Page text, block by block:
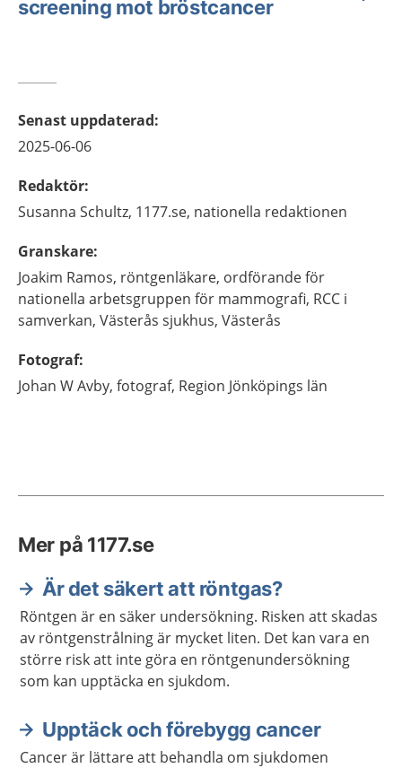
screening mot bröstcancer
Senast uppdaterad:
2025-06-06
Redaktör:
Susanna Schultz, 1177.se, nationella redaktionen
Granskare:
Joakim Ramos, röntgenläkare, ordförande för
nationella arbetsgruppen för mammografi, RCC i
samverkan, Västerås sjukhus, Västerås
Fotograf:
Johan W Avby, fotograf, Region Jönköpings län
Mer på 1177.se
Är det säkert att röntgas?
Röntgen är en säker undersökning. Risken att skadas
av röntgenstrålning är mycket liten. Det kan vara en
större risk att inte göra en röntgenundersökning
som kan upptäcka en sjukdom.
Upptäck och förebygg cancer
Cancer är lättare att behandla om sjukdomen